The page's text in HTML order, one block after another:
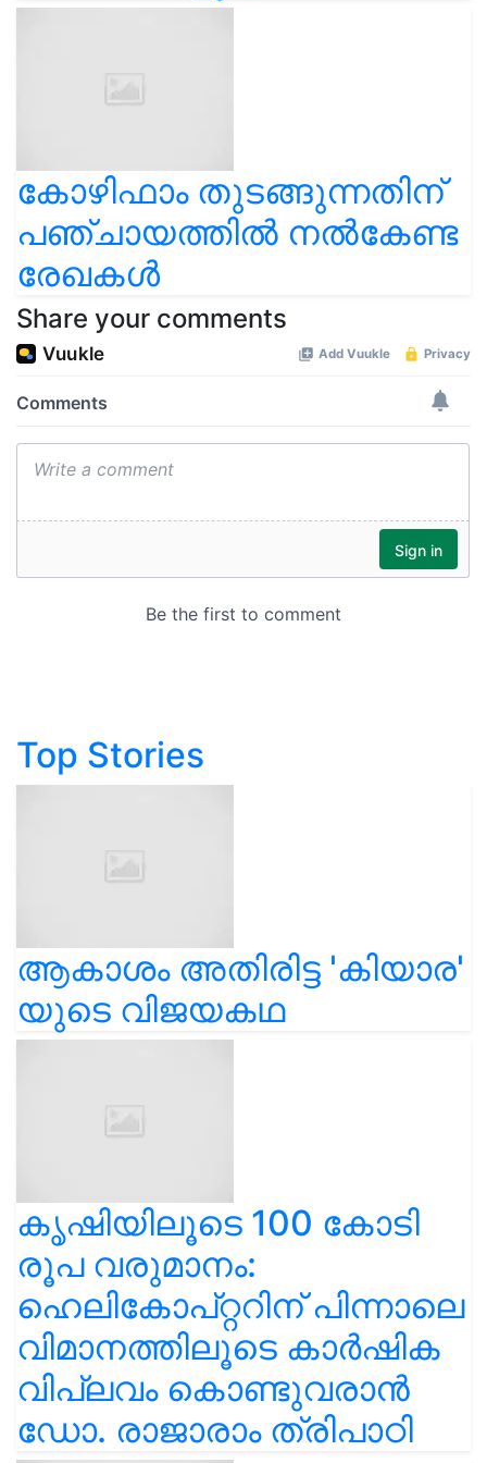
കോഴിഫാം തുടങ്ങുന്നതിന്
പഞ്ചായത്തിൽ നൽകേണ്ട
രേഖകൾ
Share your comments
Top Stories
ആകാശം അതിരിട്ട 'കിയാര'
യുടെ വിജയകഥ
കൃഷിയിലൂടെ 100 കോടി
രൂപ വരുമാനം:
ഹെലികോപ്റ്ററിന് പിന്നാലെ
വിമാനത്തിലൂടെ കാർഷിക
വിപ്ലവം കൊണ്ടുവരാൻ
ഡോ. രാജാരാം ത്രിപാഠി